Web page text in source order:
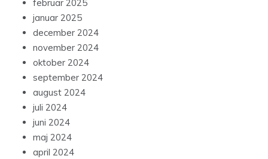
februar 2025
januar 2025
december 2024
november 2024
oktober 2024
september 2024
august 2024
juli 2024
juni 2024
maj 2024
april 2024